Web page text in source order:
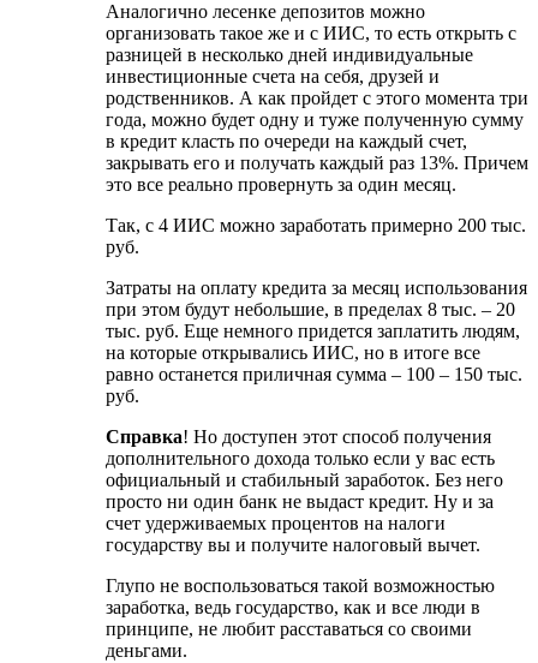
Аналогично лесенке депозитов можно
организовать такое же и с ИИС, то есть открыть с
разницей в несколько дней индивидуальные
инвестиционные счета на себя, друзей и
родственников. А как пройдет с этого момента три
года, можно будет одну и туже полученную сумму
в кредит класть по очереди на каждый счет,
закрывать его и получать каждый раз 13%. Причем
это все реально провернуть за один месяц.
Так, с 4 ИИС можно заработать примерно 200 тыс.
руб.
Затраты на оплату кредита за месяц использования
при этом будут небольшие, в пределах 8 тыс. – 20
тыс. руб. Еще немного придется заплатить людям,
на которые открывались ИИС, но в итоге все
равно останется приличная сумма – 100 – 150 тыс.
руб.
Справка! Но доступен этот способ получения
дополнительного дохода только если у вас есть
официальный и стабильный заработок. Без него
просто ни один банк не выдаст кредит. Ну и за
счет удерживаемых процентов на налоги
государству вы и получите налоговый вычет.
Глупо не воспользоваться такой возможностью
заработка, ведь государство, как и все люди в
принципе, не любит расставаться со своими
деньгами.